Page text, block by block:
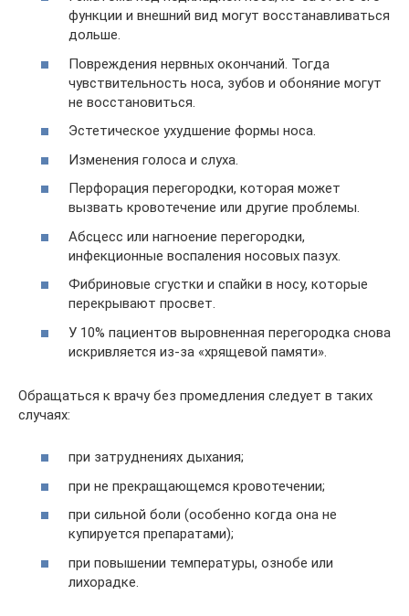
функции и внешний вид могут восстанавливаться
дольше.
Повреждения нервных окончаний. Тогда
чувствительность носа, зубов и обоняние могут
не восстановиться.
Эстетическое ухудшение формы носа.
Изменения голоса и слуха.
Перфорация перегородки, которая может
вызвать кровотечение или другие проблемы.
Абсцесс или нагноение перегородки,
инфекционные воспаления носовых пазух.
Фибриновые сгустки и спайки в носу, которые
перекрывают просвет.
У 10% пациентов выровненная перегородка снова
искривляется из-за «хрящевой памяти».
Обращаться к врачу без промедления следует в таких
случаях:
при затруднениях дыхания;
при не прекращающемся кровотечении;
при сильной боли (особенно когда она не
купируется препаратами);
при повышении температуры, ознобе или
лихорадке.